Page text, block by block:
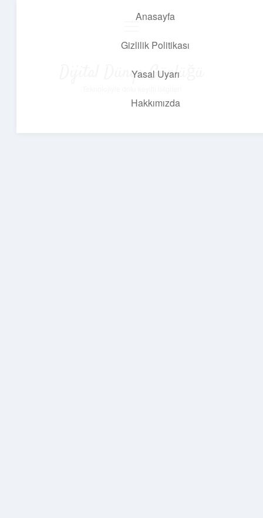
Anasayfa
Gizlilik Politikası
Yasal Uyarı
Hakkımızda
Dijital Dünya Günlüğü